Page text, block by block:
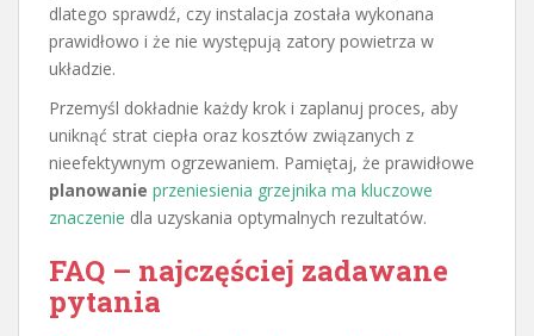
dlatego sprawdź, czy instalacja została wykonana
prawidłowo i że nie występują zatory powietrza w
układzie.
Przemyśl dokładnie każdy krok i zaplanuj proces, aby
uniknąć strat ciepła oraz kosztów związanych z
nieefektywnym ogrzewaniem. Pamiętaj, że prawidłowe
planowanie przeniesienia grzejnika ma kluczowe
znaczenie dla uzyskania optymalnych rezultatów.
FAQ – najczęściej zadawane
pytania